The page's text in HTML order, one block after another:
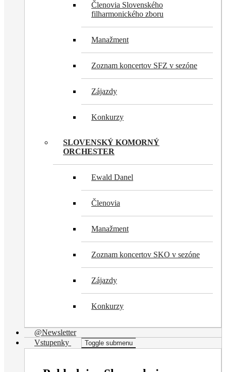
Členovia Slovenského
filharmonického zboru
Manažment
Zoznam koncertov SFZ v sezóne
Zájazdy
Konkurzy
SLOVENSKÝ KOMORNÝ
ORCHESTER
Ewald Danel
Členovia
Manažment
Zoznam koncertov SKO v sezóne
Zájazdy
Konkurzy
@Newsletter
Vstupenky
Toggle submenu